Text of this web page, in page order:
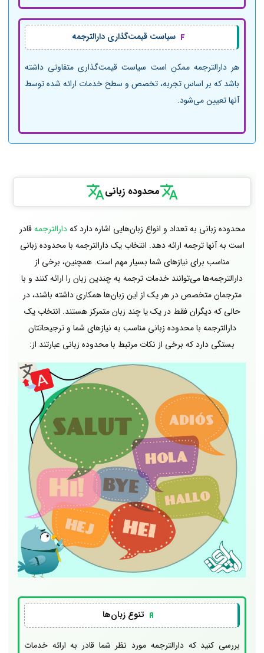
سیاست قیمت‌گذاری دارالترجمه
هر دارالترجمه ممکن است سیاست قیمت‌گذاری متفاوتی داشته
باشد که بر اساس تجربه، تخصص و سطح خدمات ارائه شده توسط
آنها تعیین می‌شود.
محدوده زبانی
محدوده زبانی به تعداد و انواع زبان‌هایی اشاره دارد کهدارالترجمهقادر
است به آنها ترجمه ارائه دهد. انتخاب یک دارالترجمه با محدوده زبانی
مناسب برای نیازهای شما بسیار مهم است. همچنین، برخی از
دارالترجمه‌ها می‌توانند خدمات ترجمه به چندین زبان را ارائه کنند و با
مترجمان متخصص در هر یک از این زبان‌ها همکاری داشته باشند، در
حالی که دیگران فقط در یک یا چند زبان متمرکز هستند. انتخاب یک
دارالترجمه با محدوده زبانی مناسب به نیازهای شما و ترجیحاتتان
بستگی دارد که برخی از نکات مرتبط با محدوده زبانی عبارتند از:
تنوع زبان‌ها
بررسی کنید که دارالترجمه مورد نظر شما قادر به ارائه خدمات